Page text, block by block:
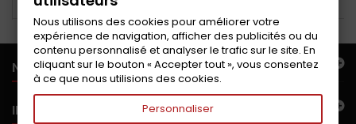
NOTRE OFFRE
INFORMATIONS
Nous utilisons des cookies pour améliorer votre
expérience de navigation, afficher des publicités ou du
contenu personnalisé et analyser le trafic sur le site. En
cliquant sur le bouton « Accepter tout », vous consentez
à ce que nous utilisions des cookies.
Personnaliser